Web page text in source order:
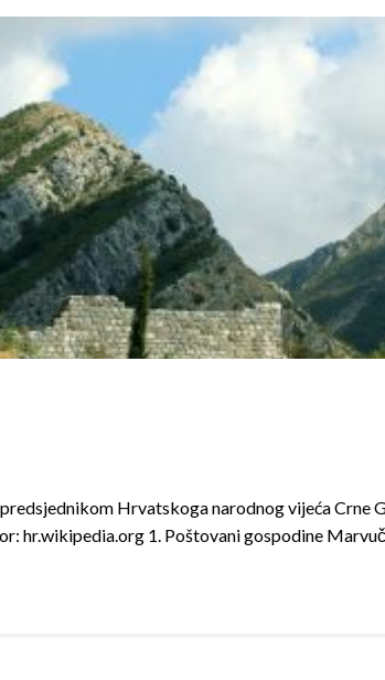
Hrvatskoga narodnog vijeća Crne
hr.wikipedia.org 1. Poštovani gospodine